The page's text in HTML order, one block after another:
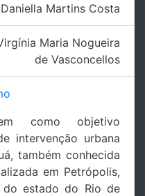
Daniella Martins Costa
Maria Nogueira
de Vasconcellos
como objetivo
intervenção urbana
também conhecida
em Petrópolis,
estado do Rio de